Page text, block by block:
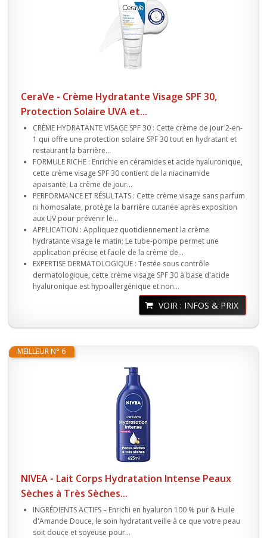
CeraVe - Crème Hydratante Visage SPF 30,
Protection Solaire UVA et...
CRÈME HYDRATANTE VISAGE SPF 30 : Cette crème de jour 2-en-
1 qui offre une protection solaire SPF 30 tout en hydratant et
restaurant la barrière...
FORMULE RICHE : Enrichie en céramides et acide hyaluronique,
cette crème visage SPF 30 contient de la niacinamide
apaisante; La crème de jour...
PERFORMANCE ET RÉSULTATS : Cette crème visage sans parfum
ni homosalate, protège la barrière cutanée après exposition
aux UV pour prévenir le...
APPLICATION : Appliquez quotidiennement la crème
hydratante visage le matin; Le tube-pompe permet une
application précise et facile de la crème de...
EXPERTISE DERMATOLOGIQUE : Testée sous contrôle
dermatologique, cette crème visage SPF 30 à base d'acide
hyaluronique est hypoallergénique et non...
VOIR : INFOS & PRIX
MEILLEUR N° 6
NIVEA - Lait Corps Hydratation Intense Peaux
Sèches à Très Sèches...
INGRÉDIENTS ACTIFS – Enrichi en hyaluron 100 % pur & Huile
d'Amande Douce, le soin hydratant veille à ce que votre peau
soit douce et soyeuse pour...